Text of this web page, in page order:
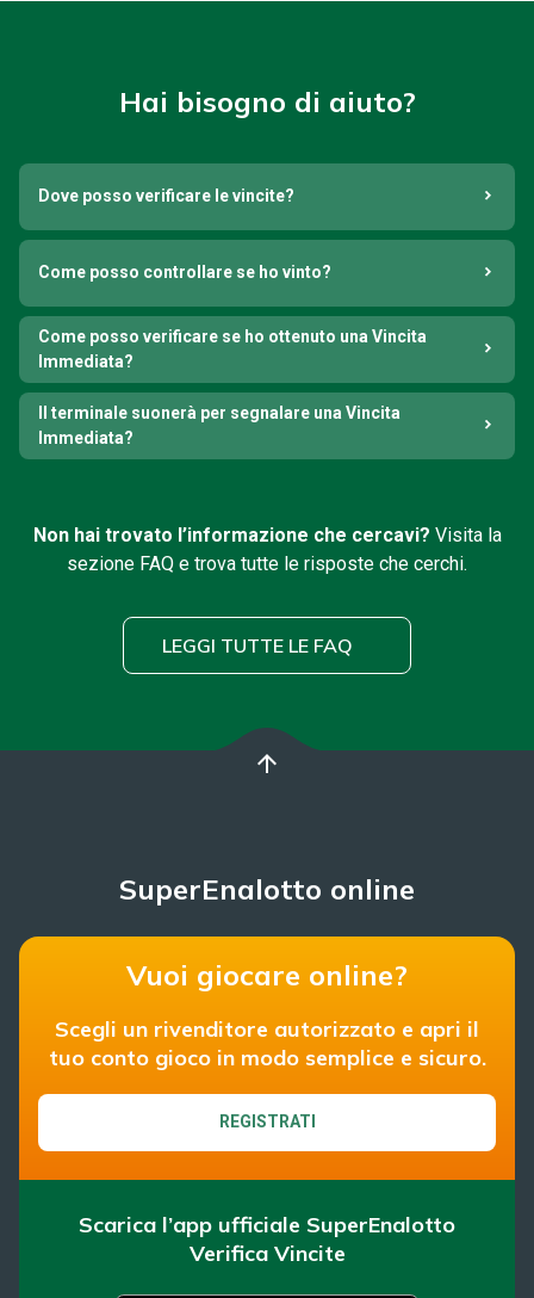
Hai bisogno di aiuto?
Dove posso verificare le vincite?
Come posso controllare se ho vinto?
Come posso verificare se ho ottenuto una Vincita
Immediata?
Il terminale suonerà per segnalare una Vincita
Immediata?
Non hai trovato l’informazione che cercavi? Visita la
sezione FAQ e trova tutte le risposte che cerchi.
LEGGI TUTTE LE FAQ
arrow_upward
SuperEnalotto online
Vuoi giocare online?
Scegli un rivenditore autorizzato e apri il
tuo conto gioco in modo semplice e sicuro.
REGISTRATI
Scarica l’app ufficiale SuperEnalotto
Verifica Vincite